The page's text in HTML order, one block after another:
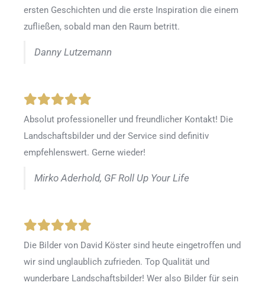
ersten Geschichten und die erste Inspiration die einem
zufließen, sobald man den Raum betritt.
Danny Lutzemann
Absolut professioneller und freundlicher Kontakt! Die
Landschaftsbilder und der Service sind definitiv
empfehlenswert. Gerne wieder!
Mirko Aderhold, GF Roll Up Your Life
Die Bilder von David Köster sind heute eingetroffen und
wir sind unglaublich zufrieden. Top Qualität und
wunderbare Landschaftsbilder! Wer also Bilder für sein